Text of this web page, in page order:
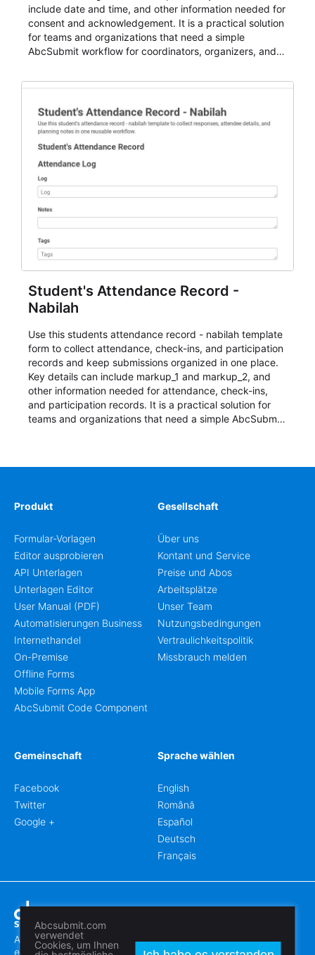
include date and time, and other information needed for
consent and acknowledgement. It is a practical solution
for teams and organizations that need a simple
AbcSubmit workflow for coordinators, organizers, and
Student's Attendance Record -
Nabilah
Use this students attendance record - nabilah template
form to collect attendance, check-ins, and participation
records and keep submissions organized in one place.
Key details can include markup_1 and markup_2, and
other information needed for attendance, check-ins,
and participation records. It is a practical solution for
teams and organizations that need a simple AbcSubmit
Produkt
Formular-Vorlagen
Editor ausprobieren
API Unterlagen
Unterlagen Editor
User Manual (PDF)
Automatisierungen Business
Internethandel
On-Premise
Offline Forms
Mobile Forms App
AbcSubmit Code Component
Gesellschaft
Über uns
Kontant und Service
Preise und Abos
Arbeitsplätze
Unser Team
Nutzungsbedingungen
Vertraulichkeitspolitik
Missbrauch melden
Gemeinschaft
Facebook
Twitter
Google +
Sprache wählen
English
Română
Español
Deutsch
Français
Abcsubmit.com ist eine online Plattform, die Ihnen erlaubt
erstaunliche Formblätter und Webseiten zu erstellen.
Abcsubmit.com
verwendet
Cookies, um Ihnen